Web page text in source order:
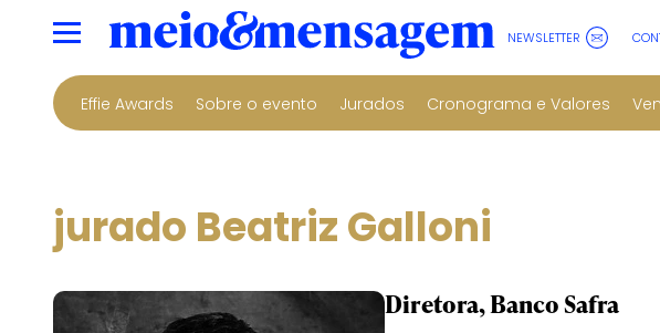
NEWSLETTER
Effie Awards Sobre o evento Jurados Cronograma e Valores
jurado Beatriz Galloni
Diretora, Banco Safra